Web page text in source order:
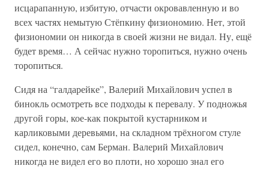
исцарапанную, избитую, отчасти окровавленную и во
всех частях немытую Стёпкину физиономию. Нет, этой
физиономии он никогда в своей жизни не видал. Ну, ещё
будет время… А сейчас нужно торопиться, нужно очень
торопиться.
Сидя на “галдарейке”, Валерий Михайлович успел в
бинокль осмотреть все подходы к перевалу. У подножья
другой горы, кое-как покрытой кустарником и
карликовыми деревьями, на складном трёхногом стуле
сидел, конечно, сам Берман. Валерий Михайлович
никогда не видел его во плоти, но хорошо знал его